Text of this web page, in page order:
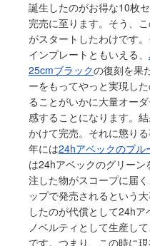
誕生したのがお得な10枚
完売に至ります。そう、
がスタートしたわけです
インプレートともいえる、
25cmブラックの復刻を果
ーをもってやっと実現し
ることがいかに大量オー
感することになります。
かけて完売。それに懲り
年には24hアベックのブル
は24hアベックのグリー
注した物がスコープに届
ップで発売されるという
したのが代償として24h
ノベルティとして生産し
です。つまり、この時に